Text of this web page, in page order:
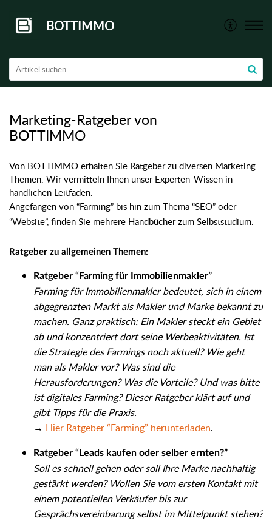
BOTTIMMO
Marketing-Ratgeber von
BOTTIMMO
Von BOTTIMMO erhalten Sie Ratgeber zu diversen Marketing
Themen. Wir vermitteln Ihnen unser Experten-Wissen in
handlichen Leitfäden.
Angefangen von “Farming” bis hin zum Thema “SEO” oder
“Website”, finden Sie mehrere Handbücher zum Selbststudium.
Ratgeber zu allgemeinen Themen:
Ratgeber “Farming für Immobilienmakler”
Farming für Immobilienmakler bedeutet, sich in einem
abgegrenzten Markt als Makler und Marke bekannt zu
machen. Ganz praktisch: Ein Makler steckt ein Gebiet
ab und konzentriert dort seine Werbeaktivitäten. Ist
die Strategie des Farmings noch aktuell? Wie geht
man als Makler vor? Was sind die
Herausforderungen? Was die Vorteile? Und was bitte
ist digitales Farming? Dieser Ratgeber klärt auf und
gibt Tipps für die Praxis.
→ Hier Ratgeber “Farming” herunterladen.
Ratgeber “Leads kaufen oder selber ernten?”
Soll es schnell gehen oder soll Ihre Marke nachhaltig
gestärkt werden? Wollen Sie vom ersten Kontakt mit
einem potentiellen Verkäufer bis zur
Gesprächsvereinbarung selbst im Mittelpunkt stehen?